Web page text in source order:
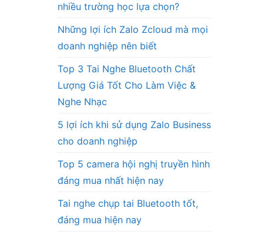
nhiều trường học lựa chọn?
Những lợi ích Zalo Zcloud mà mọi
doanh nghiệp nên biết
Top 3 Tai Nghe Bluetooth Chất
Lượng Giá Tốt Cho Làm Việc &
Nghe Nhạc
5 lợi ích khi sử dụng Zalo Business
cho doanh nghiệp
Top 5 camera hội nghị truyền hình
đáng mua nhất hiện nay
Tai nghe chụp tai Bluetooth tốt,
đáng mua hiện nay